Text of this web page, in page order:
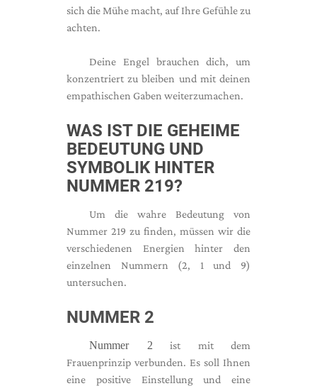
sich die Mühe macht, auf Ihre Gefühle zu
achten.
Deine Engel brauchen dich, um
konzentriert zu bleiben und mit deinen
empathischen Gaben weiterzumachen.
WAS IST DIE GEHEIME
BEDEUTUNG UND
SYMBOLIK HINTER
NUMMER 219?
Um die wahre Bedeutung von
Nummer 219 zu finden, müssen wir die
verschiedenen Energien hinter den
einzelnen Nummern (2, 1 und 9)
untersuchen.
NUMMER 2
Nummer 2 ist mit dem
Frauenprinzip verbunden. Es soll Ihnen
eine positive Einstellung und eine